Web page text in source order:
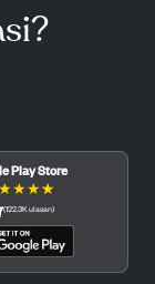
Play Store
★★★★
(122.3Kulasan)